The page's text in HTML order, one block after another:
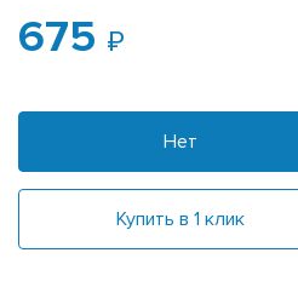
675
Нет
Купить в 1 клик